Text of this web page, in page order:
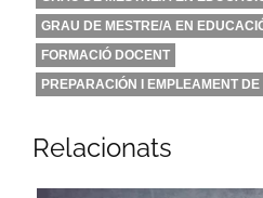
GRAU DE MESTRE/A EN
FORMACIÓ DOCENT
PREPARACIÓN I EMPLEAMENT
Relacionats